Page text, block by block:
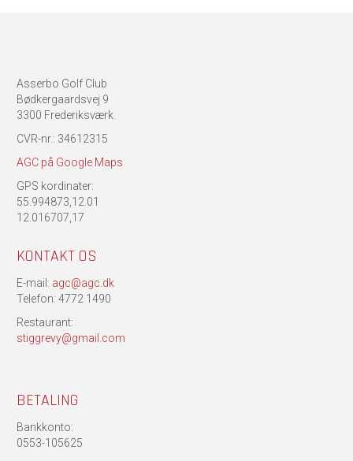
Asserbo Golf Club
Bødkergaardsvej 9
3300 Frederiksværk.
CVR-nr.: 34612315
AGC på Google Maps
GPS kordinater:
55.994873,12.01
12.016707,17
KONTAKT OS
E-mail: agc@agc.dk
Telefon: 4772 1490
Restaurant:
stiggrevy@gmail.com
BETALING
Bankkonto:
0553-105625